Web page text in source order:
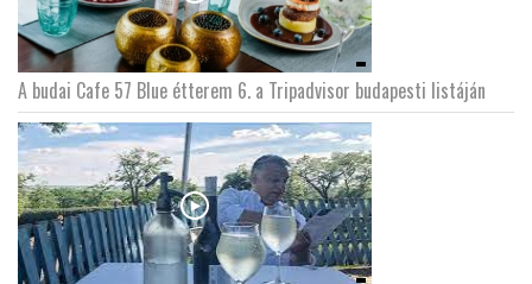
A budai Cafe 57 Blue étterem 6. a Tripadvisor budapesti listáján